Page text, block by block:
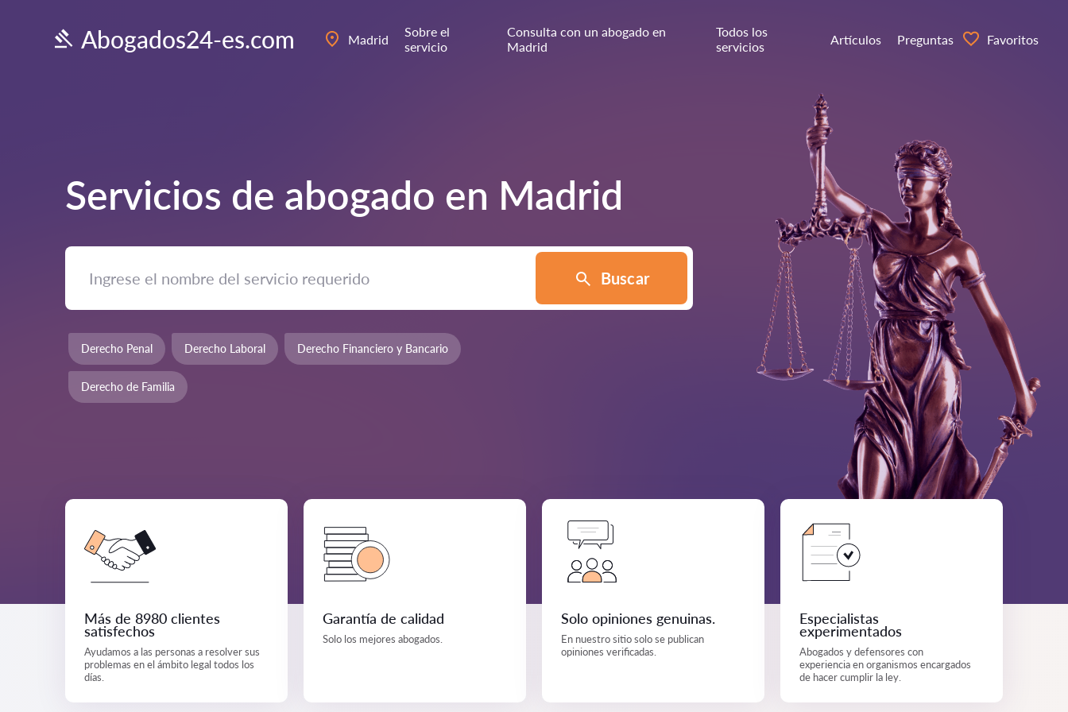
Abogados24-es.com Madrid
Sobre el
servicio
Consulta con un abogado en
Madrid
Todos los
servicios
Artículos Preguntas Favoritos
Servicios de abogado en Madrid
Buscar
Derecho Penal Derecho Laboral Derecho Financiero y Bancario
Derecho de Familia
Más de 8980 clientes
satisfechos
Ayudamos a las personas a resolver sus
problemas en el ámbito legal todos los
días.
Garantía de calidad
Solo los mejores abogados.
Solo opiniones genuinas.
En nuestro sitio solo se publican
opiniones verificadas.
Especialistas
experimentados
Abogados y defensores con
experiencia en organismos encargados
de hacer cumplir la ley.